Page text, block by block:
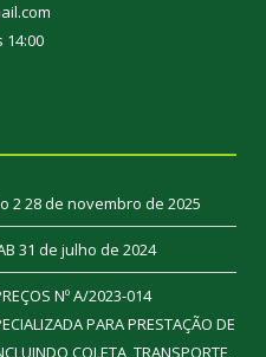
14:00
228 de novembro de 2025
31 de julho de 2024
Nº A/2023-014
PARA PRESTAÇÃO DE
COLETA, TRANSPORTE,